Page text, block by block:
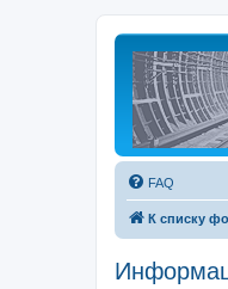
FAQ
К списку